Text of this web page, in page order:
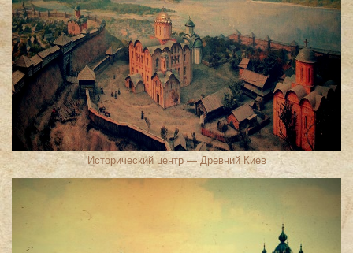
Исторический центр — Древний Киев